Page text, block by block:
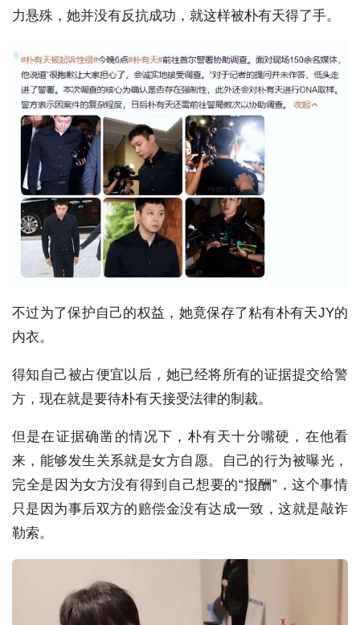
力悬殊，她并没有反抗成功，就这样被朴有天得了手。
不过为了保护自己的权益，她竟保存了粘有朴有天JY的
内衣。
得知自己被占便宜以后，她已经将所有的证据提交给警
方，现在就是要待朴有天接受法律的制裁。
但是在证据确凿的情况下，朴有天十分嘴硬，在他看
来，能够发生关系就是女方自愿。自己的行为被曝光，
完全是因为女方没有得到自己想要的“报酬”，这个事情
只是因为事后双方的赔偿金没有达成一致，这就是敲诈
勒索。